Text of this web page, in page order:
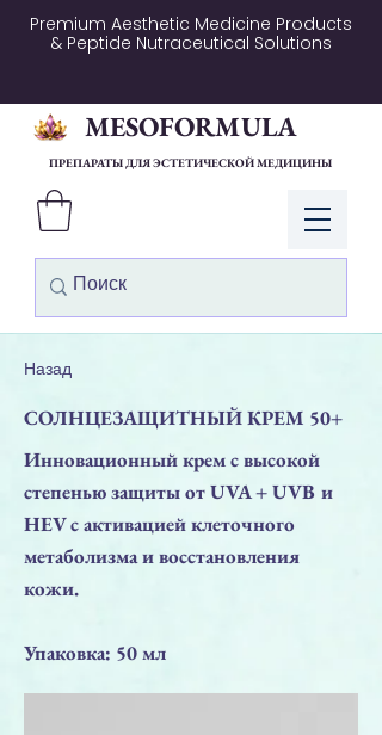
Premium Aesthetic Medicine Products
& Peptide Nutraceutical Solutions
Войти
MESOFORMULA
ПРЕПАРАТЫ ДЛЯ ЭСТЕТИЧЕСКОЙ МЕДИЦИНЫ
Назад
СОЛНЦЕЗАЩИТНЫЙ КРЕМ 50+
Инновационный крем с высокой
степенью защиты от UVA + UVB и
HEV с активацией клеточного
метаболизма и восстановления
кожи.
Упаковка: 50 мл